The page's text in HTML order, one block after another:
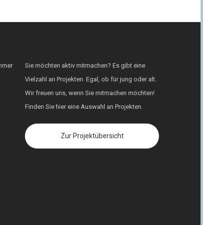
Sie möchten aktiv mitmachen? Es gibt eine
Vielzahl an Projekten. Egal, ob für jung oder alt.
Wir freuen uns, wenn Sie mitmachen möchten!
Finden Sie hier eine Auswahl an Projekten.
Zur Projektübersicht